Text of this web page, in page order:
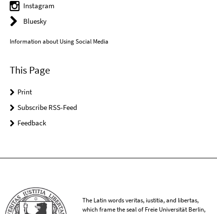
Instagram
Bluesky
Information about Using Social Media
This Page
Print
Subscribe RSS-Feed
Feedback
The Latin words veritas, iustitia, and libertas,
which frame the seal of Freie Universität Berlin,